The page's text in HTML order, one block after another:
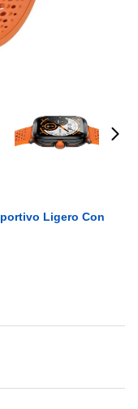
Ligero Con